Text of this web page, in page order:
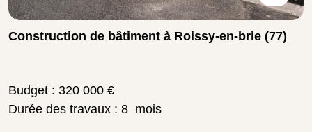
Construction de bâtiment à Roissy-en-brie (77)
Budget : 320 000 €
Durée des travaux : 8 mois